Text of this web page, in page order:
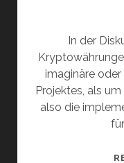
In der
imaginäre
Projektes, als
also die